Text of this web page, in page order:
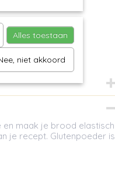
maak je brood elastisch
je recept. Glutenpoeder is
Alles toestaan
niet akkoord